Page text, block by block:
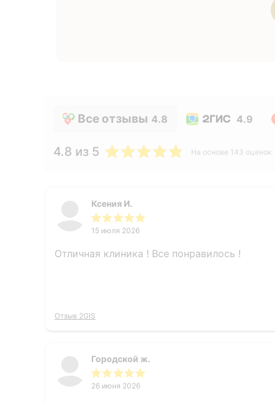
Все отзывы 4.8 4.9
4.8 из 5 На основе 143 оценок
Ксения И.
15 июля 2026
Отличная клиника ! Все понравилось !
Отзыв 2GIS
Городской ж.
26 июня 2026